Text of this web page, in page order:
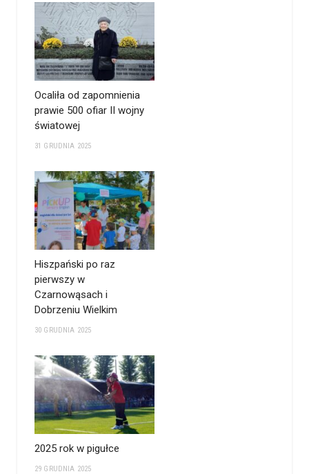
Ocaliła od zapomnienia
prawie 500 ofiar II wojny
światowej
31 GRUDNIA 2025
Hiszpański po raz
pierwszy w
Czarnowąsach i
Dobrzeniu Wielkim
30 GRUDNIA 2025
2025 rok w pigułce
29 GRUDNIA 2025